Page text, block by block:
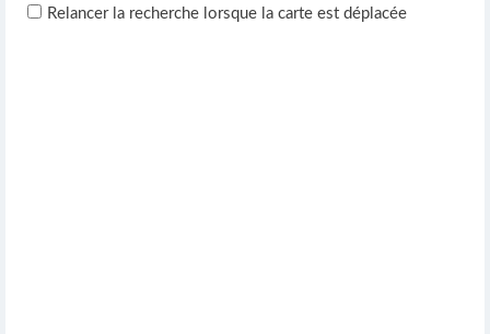
Relancer la recherche lorsque la carte est déplacée